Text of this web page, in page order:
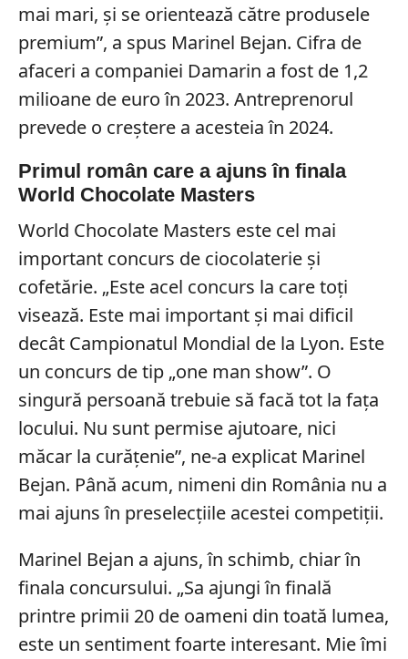
mai mari, și se orientează către produsele
premium”, a spus Marinel Bejan. Cifra de
afaceri a companiei Damarin a fost de 1,2
milioane de euro în 2023. Antreprenorul
prevede o creștere a acesteia în 2024.
Primul român care a ajuns în finala
World Chocolate Masters
World Chocolate Masters este cel mai
important concurs de ciocolaterie și
cofetărie. „Este acel concurs la care toți
visează. Este mai important și mai dificil
decât Campionatul Mondial de la Lyon. Este
un concurs de tip „one man show”. O
singură persoană trebuie să facă tot la fața
locului. Nu sunt permise ajutoare, nici
măcar la curățenie”, ne-a explicat Marinel
Bejan. Până acum, nimeni din România nu a
mai ajuns în preselecțiile acestei competiții.
Marinel Bejan a ajuns, în schimb, chiar în
finala concursului. „Sa ajungi în finală
printre primii 20 de oameni din toată lumea,
este un sentiment foarte interesant. Mie îmi